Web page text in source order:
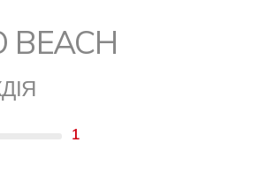
BEACH
1